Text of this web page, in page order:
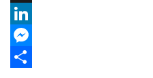
X
LinkedIn
Messenger